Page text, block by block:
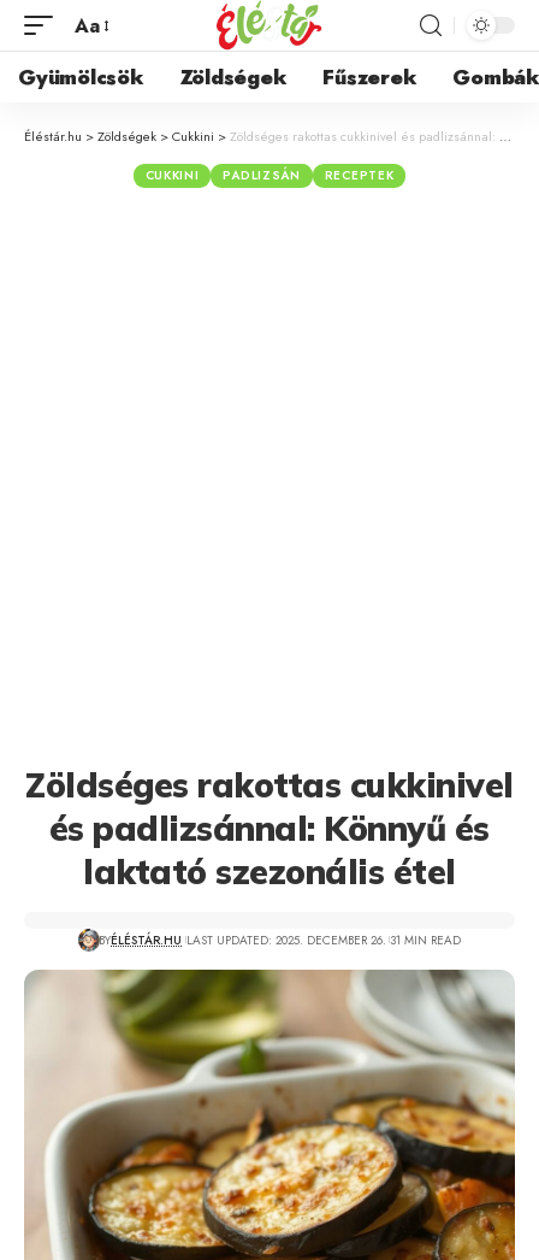
Aa
Gyümölcsök Zöldségek Fűszerek Gombák
Éléstár.hu >Zöldségek >Cukkini >Zöldséges rakottas cukkinivel és padlizsánnal: Könnyű és laktató szezonális étel
CUKKINI PADLIZSÁN RECEPTEK
Zöldséges rakottas cukkinivel
és padlizsánnal: Könnyű és
laktató szezonális étel
BYÉLÉSTÁR.HU LAST UPDATED: 2025. DECEMBER 26. 31 MIN READ